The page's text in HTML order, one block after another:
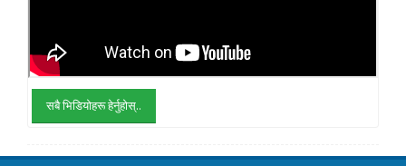
सबै भिडियोहरू हेर्नुहोस्..